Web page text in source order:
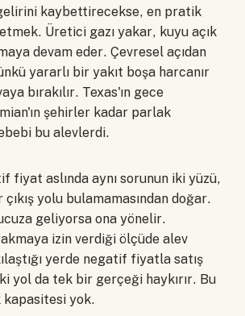
kaybettirecekse, en pratik
Üretici gazı yakar, kuyu açık
devam eder. Çevresel açıdan
yararlı bir yakıt boşa harcanır
bırakılır. Texas'ın gece
şehirler kadar parlak
bu alevlerdi.
fiyat aslında aynı sorunun iki yüzü,
çıkış yolu bulamamasından doğar.
geliyorsa ona yönelir.
izin verdiği ölçüde alev
yerde negatif fiyatla satış
yol da tek bir gerçeği haykırır. Bu
kapasitesi yok.